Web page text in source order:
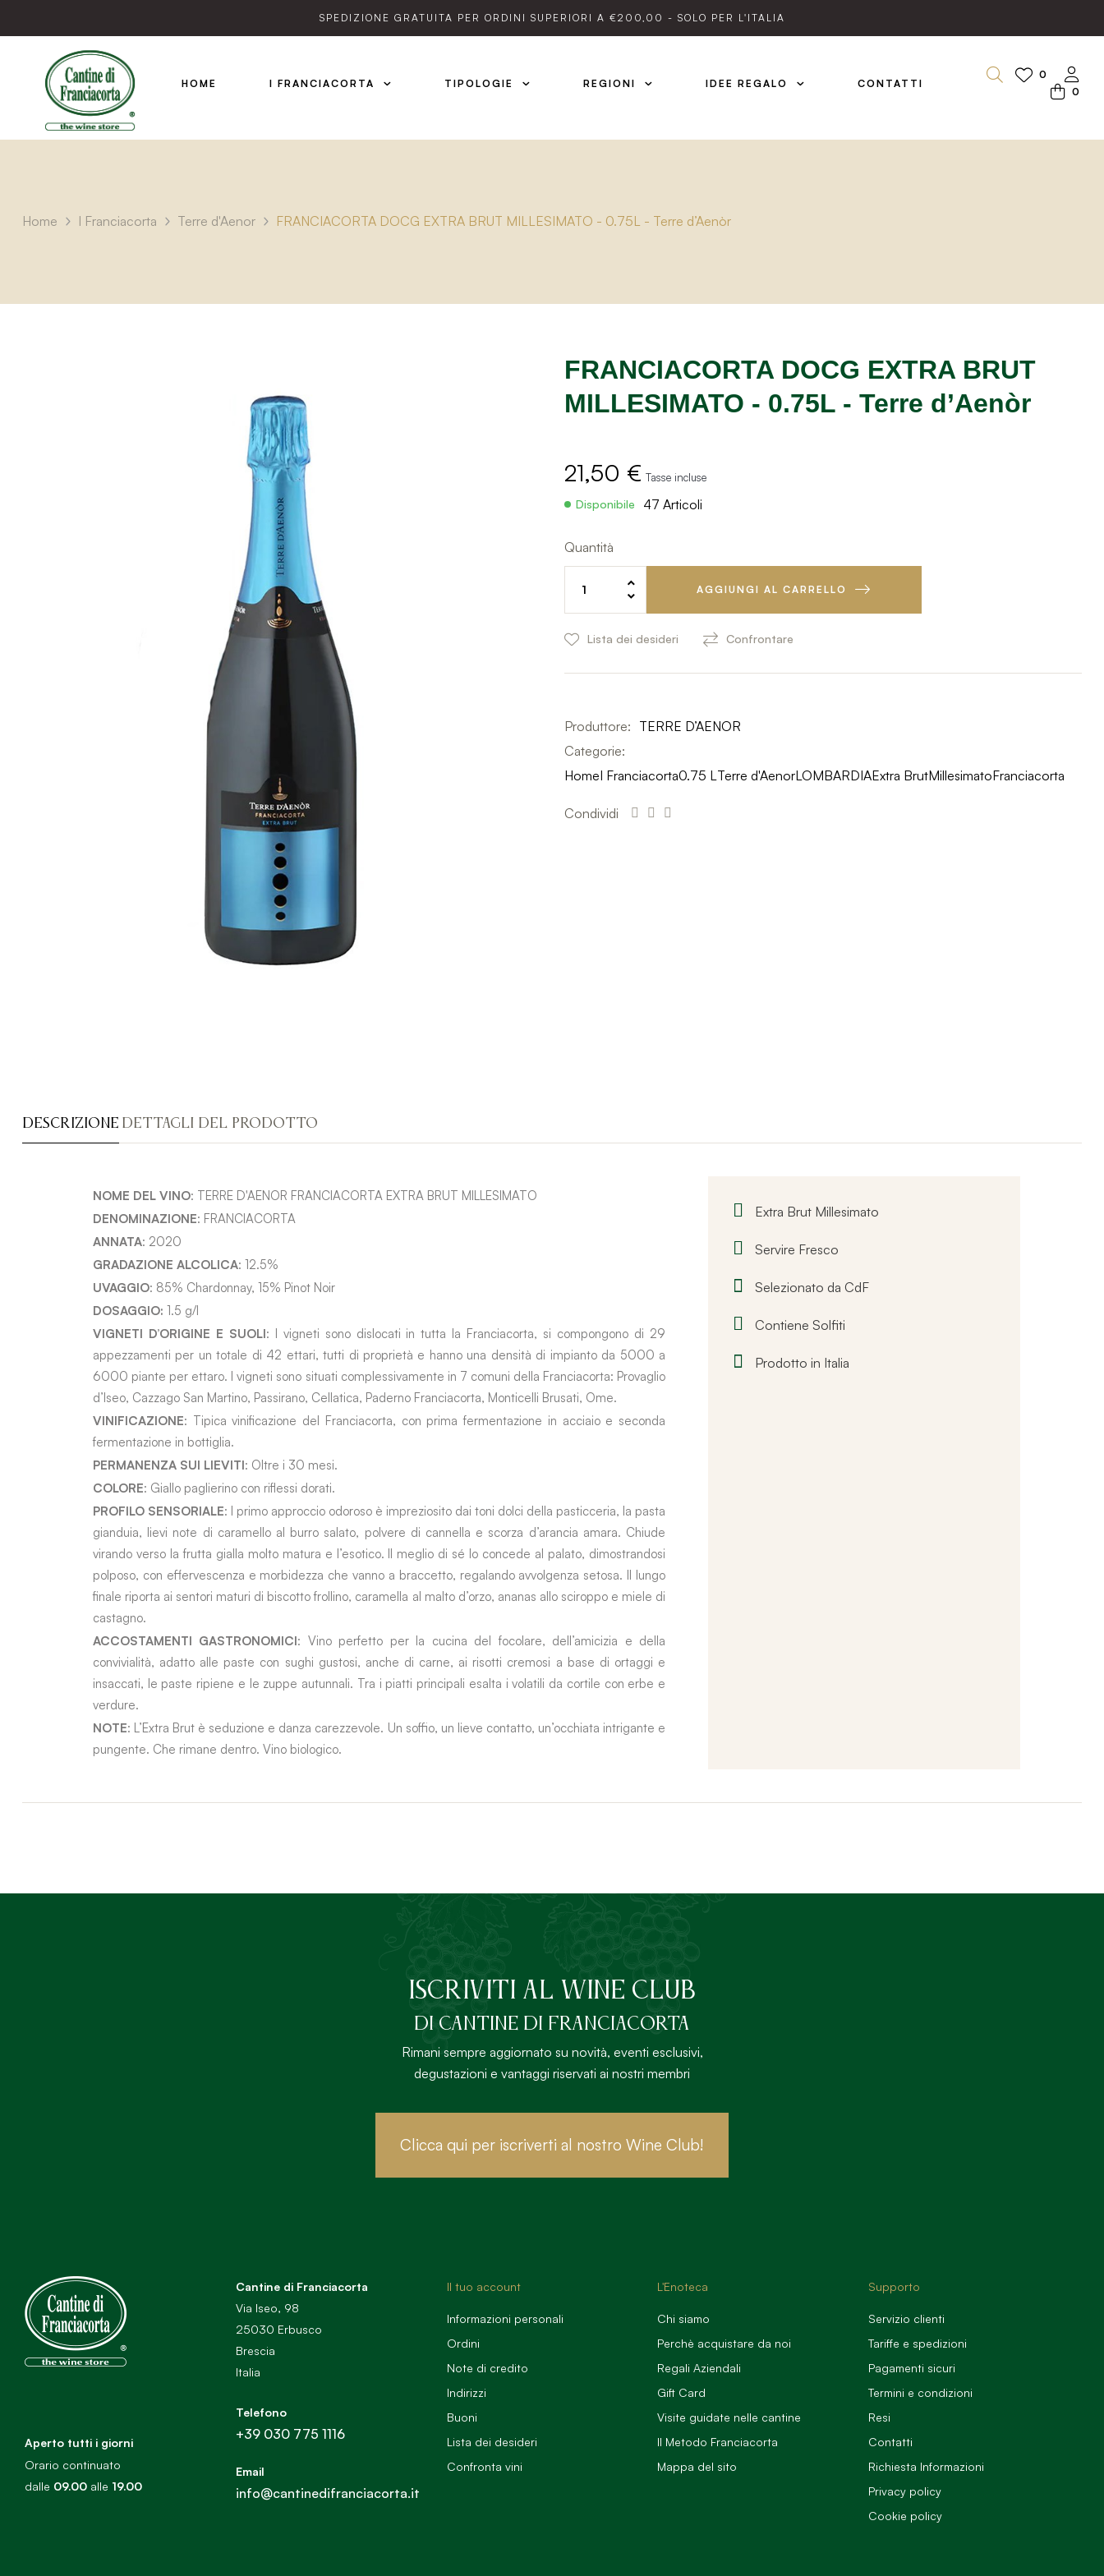
SPEDIZIONE GRATUITA PER ORDINI SUPERIORI A €200,00 - SOLO PER L'ITALIA
HOME I FRANCIACORTA TIPOLOGIE REGIONI IDEE REGALO CONTATTI
0
0
Home I Franciacorta Terre d'Aenor FRANCIACORTA DOCG EXTRA BRUT MILLESIMATO - 0.75L - Terre d’Aenòr
FRANCIACORTA DOCG EXTRA BRUT
MILLESIMATO - 0.75L - Terre d’Aenòr
21,50 € Tasse incluse
Disponibile 47 Articoli
Quantità
AGGIUNGI AL CARRELLO
Lista dei desideri Confrontare
Produttore: TERRE D’AENOR
Categorie:
HomeI Franciacorta0.75 L Terre d'AenorLOMBARDIAExtra BrutMillesimatoFranciacorta
Condividi
DESCRIZIONE DETTAGLI DEL PRODOTTO
NOME DEL VINO: TERRE D'AENOR FRANCIACORTA EXTRA BRUT MILLESIMATO
DENOMINAZIONE: FRANCIACORTA
ANNATA: 2020
GRADAZIONE ALCOLICA: 12.5%
UVAGGIO: 85% Chardonnay, 15% Pinot Noir
DOSAGGIO: 1.5 g/l
VIGNETI D’ORIGINE E SUOLI: I vigneti sono dislocati in tutta la Franciacorta, si compongono di 29
appezzamenti per un totale di 42 ettari, tutti di proprietà e hanno una densità di impianto da 5000 a
6000 piante per ettaro. I vigneti sono situati complessivamente in 7 comuni della Franciacorta: Provaglio
d’Iseo, Cazzago San Martino, Passirano, Cellatica, Paderno Franciacorta, Monticelli Brusati, Ome.
VINIFICAZIONE: Tipica vinificazione del Franciacorta, con prima fermentazione in acciaio e seconda
fermentazione in bottiglia.
PERMANENZA SUI LIEVITI: Oltre i 30 mesi.
COLORE: Giallo paglierino con riflessi dorati.
PROFILO SENSORIALE: l primo approccio odoroso è impreziosito dai toni dolci della pasticceria, la pasta
gianduia, lievi note di caramello al burro salato, polvere di cannella e scorza d’arancia amara. Chiude
virando verso la frutta gialla molto matura e l’esotico. Il meglio di sé lo concede al palato, dimostrandosi
polposo, con effervescenza e morbidezza che vanno a braccetto, regalando avvolgenza setosa. Il lungo
finale riporta ai sentori maturi di biscotto frollino, caramella al malto d’orzo, ananas allo sciroppo e miele di
castagno.
ACCOSTAMENTI GASTRONOMICI: Vino perfetto per la cucina del focolare, dell’amicizia e della
convivialità, adatto alle paste con sughi gustosi, anche di carne, ai risotti cremosi a base di ortaggi e
insaccati, le paste ripiene e le zuppe autunnali. Tra i piatti principali esalta i volatili da cortile con erbe e
verdure.
NOTE: L’Extra Brut è seduzione e danza carezzevole. Un soffio, un lieve contatto, un’occhiata intrigante e
pungente. Che rimane dentro. Vino biologico.
Extra Brut Millesimato
Servire Fresco
Selezionato da CdF
Contiene Solfiti
Prodotto in Italia
ISCRIVITI AL Wine Club
DI Cantine di Franciacorta
Rimani sempre aggiornato su novità, eventi esclusivi,
degustazioni e vantaggi riservati ai nostri membri
Clicca qui per iscriverti al nostro Wine Club!
Aperto tutti i giorni
Orario continuato
dalle 09.00 alle 19.00
Cantine di Franciacorta
Via Iseo, 98
25030 Erbusco
Brescia
Italia
Telefono
+39 030 775 1116
Email
info@cantinedifranciacorta.it
Il tuo account
Informazioni personali
Ordini
Note di credito
Indirizzi
Buoni
Lista dei desideri
Confronta vini
L'Enoteca
Chi siamo
Perchè acquistare da noi
Regali Aziendali
Gift Card
Visite guidate nelle cantine
Il Metodo Franciacorta
Mappa del sito
Supporto
Servizio clienti
Tariffe e spedizioni
Pagamenti sicuri
Termini e condizioni
Resi
Contatti
Richiesta Informazioni
Privacy policy
Cookie policy